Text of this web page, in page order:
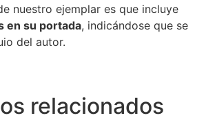
nuestro ejemplar es que incluye
en su portada, indicándose que se
del autor.
relacionados